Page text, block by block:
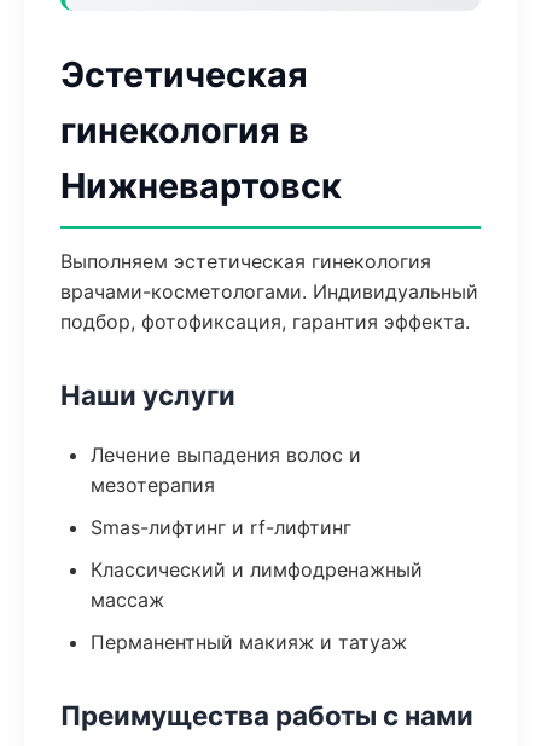
Эстетическая
гинекология в
Нижневартовск
Выполняем эстетическая гинекология
врачами-косметологами. Индивидуальный
подбор, фотофиксация, гарантия эффекта.
Наши услуги
Лечение выпадения волос и
мезотерапия
Smas-лифтинг и rf-лифтинг
Классический и лимфодренажный
массаж
Перманентный макияж и татуаж
Преимущества работы с нами